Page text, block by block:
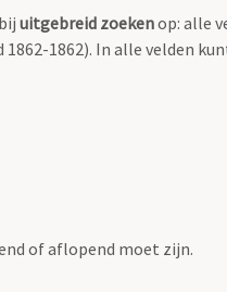
uitgebreid zoekenop: alle
1862). In alle velden
of aflopend moet zijn.